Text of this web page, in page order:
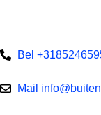
Bel
Mail